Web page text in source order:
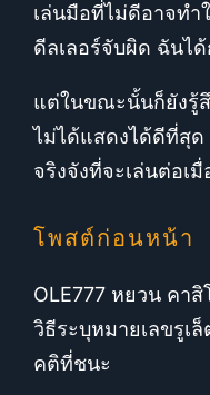
เล่นมือที่ไม่ดีอาจทำ
ดีลเลอร์จับผิด ฉันไ
แต่ในขณะนั้นก็ยังรู้
ไม่ได้แสดงได้ดีที่สุ
จริงจังที่จะเล่นต่อเ
โพสต์ก่อนหน้า
OLE777 หยวน คาสิ
วิธีระบุหมายเลขรูเล็
คติที่ชนะ